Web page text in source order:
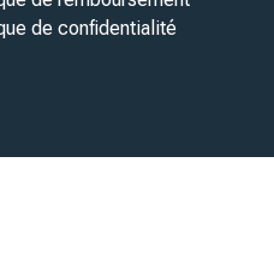
de confidentialité